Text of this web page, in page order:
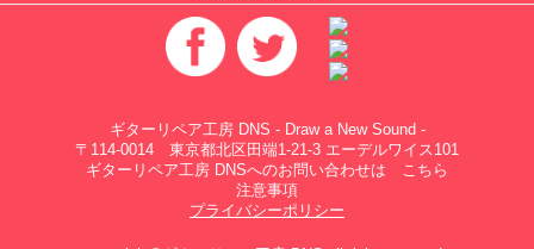
ギターリペア工房 DNS - Draw a New Sound -
〒114-0014 東京都北区田端1-21-3 エーデルワイス101
ギターリペア工房 DNSへのお問い合わせは
こちら
注意事項
プライバシーポリシー